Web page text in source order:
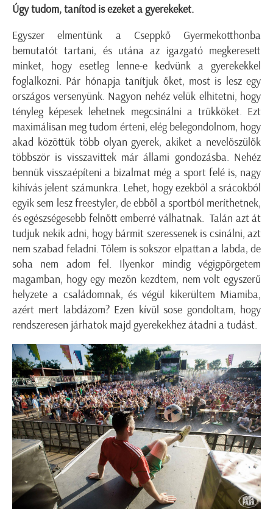
Úgy tudom, tanítod is ezeket a gyerekeket.
Egyszer elmentünk a Cseppkő Gyermekotthonba
bemutatót tartani, és utána az igazgató megkeresett
minket, hogy esetleg lenne-e kedvünk a gyerekekkel
foglalkozni. Pár hónapja tanítjuk őket, most is lesz egy
országos versenyünk. Nagyon nehéz velük elhitetni, hogy
tényleg képesek lehetnek megcsinálni a trükköket. Ezt
maximálisan meg tudom érteni, elég belegondolnom, hogy
akad közöttük több olyan gyerek, akiket a nevelőszülők
többször is visszavittek már állami gondozásba. Nehéz
bennük visszaépíteni a bizalmat még a sport felé is, nagy
kihívás jelent számunkra. Lehet, hogy ezekből a srácokból
egyik sem lesz freestyler, de ebből a sportból meríthetnek,
és egészségesebb felnőtt emberré válhatnak. Talán azt át
tudjuk nekik adni, hogy bármit szeressenek is csinálni, azt
nem szabad feladni. Tőlem is sokszor elpattan a labda, de
soha nem adom fel. Ilyenkor mindig végigpörgetem
magamban, hogy egy mezőn kezdtem, nem volt egyszerű
helyzete a családomnak, és végül kikerültem Miamiba,
azért mert labdázom? Ezen kívül sose gondoltam, hogy
rendszeresen járhatok majd gyerekekhez átadni a tudást.